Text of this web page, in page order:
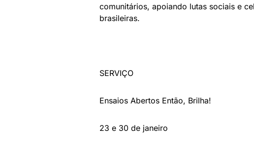
comunitários, apoiando lutas sociais e
brasileiras.
SERVIÇO
Ensaios Abertos Então, Brilha!
23 e 30 de janeiro